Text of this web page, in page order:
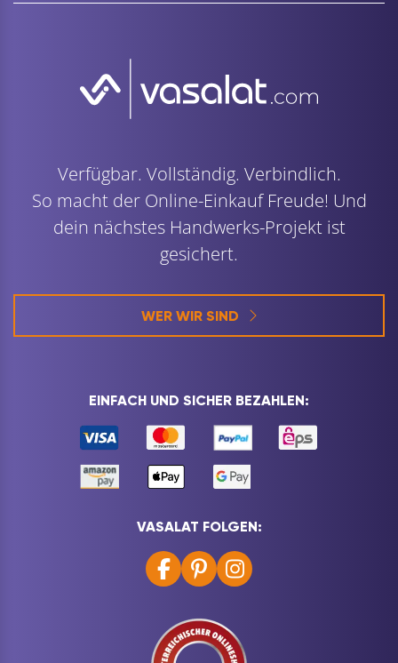
Verfügbar. Vollständig. Verbindlich.
So macht der Online-Einkauf Freude! Und
dein nächstes Handwerks-Projekt ist
gesichert.
WER WIR SIND
EINFACH UND SICHER BEZAHLEN:
VASALAT FOLGEN: